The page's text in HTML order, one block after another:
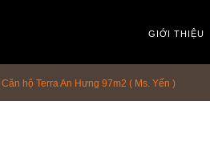
GIỚI THIỆU
Căn hộ Terra An Hưng 97m2 ( Ms. Yến )